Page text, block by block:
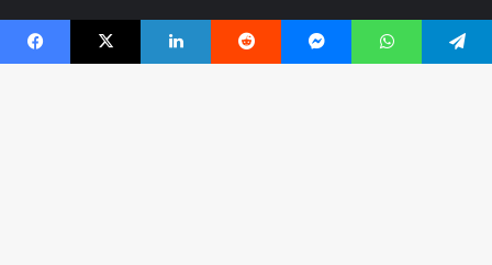
Facebook X Linkedin Reddit Messenger WhatsApp Telegram